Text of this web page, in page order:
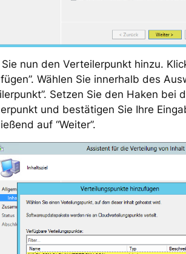
Sie nun den Verteilerpunkt hinzu.
Wählen Sie innerhalb des
Setzen Sie den Haken bei
und bestätigen Sie Ihre
auf “Weiter”.